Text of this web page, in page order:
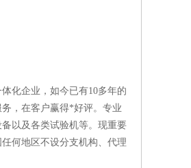
化企业，如今已有10多年的
，在客户赢得*好评。专业
以及各类试验机等。现重要
何地区不设分支机构、代理